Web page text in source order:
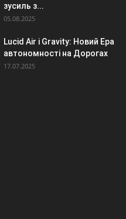
зусиль з...
05.08.2025
Lucid Air і Gravity: Новий Ера
автономності на Дорогах
17.07.2025